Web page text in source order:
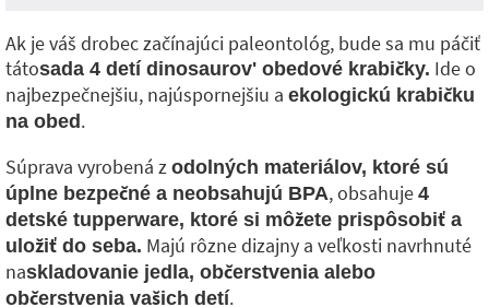
Ak je váš drobec začínajúci paleontológ, bude sa mu páčiť
tátosada 4 detí dinosaurov' obedové krabičky. Ide o
najbezpečnejšiu, najúspornejšiu a ekologickú krabičku
na obed .
Súprava vyrobená z odolných materiálov, ktoré sú
úplne bezpečné a neobsahujú BPA, obsahuje 4
detské tupperware, ktoré si môžete prispôsobiť a
uložiť do seba. Majú rôzne dizajny a veľkosti navrhnuté
naskladovanie jedla, občerstvenia alebo
občerstvenia vašich detí.